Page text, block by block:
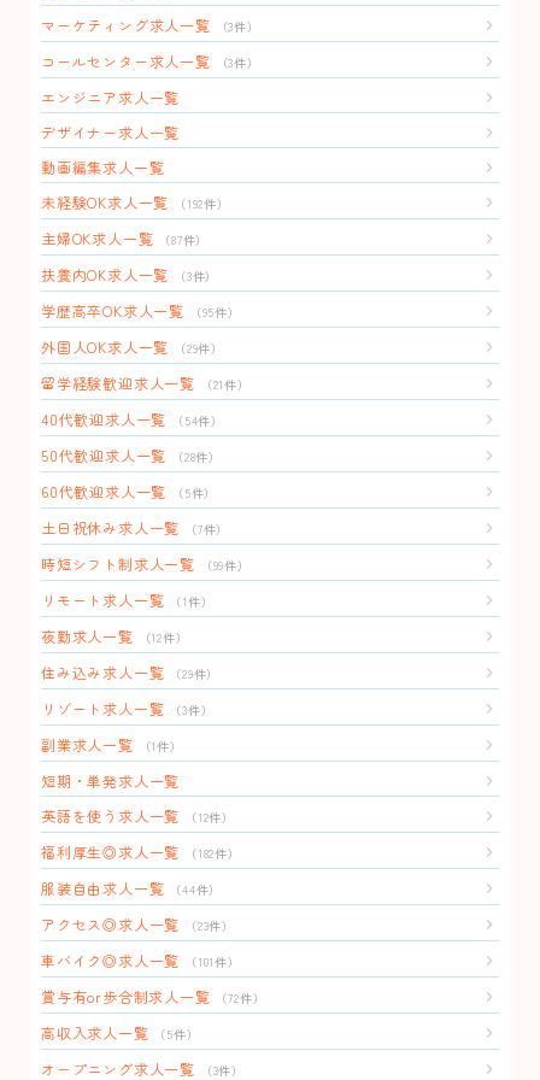
マーケティング求人一覧 （3件）
コールセンター求人一覧 （3件）
エンジニア求人一覧
デザイナー求人一覧
動画編集求人一覧
未経験OK求人一覧
（192件）
主婦OK求人一覧 （87件）
扶養内OK求人一覧 （3件）
学歴高卒OK求人一覧 （95件）
外国人OK求人一覧 （29件）
留学経験歓迎求人一覧 （21件）
40代歓迎求人一覧 （54件）
50代歓迎求人一覧 （28件）
60代歓迎求人一覧 （5件）
土日祝休み求人一覧 （7件）
時短シフト制求人一覧 （99件）
リモート求人一覧 （1件）
夜勤求人一覧 （12件）
住み込み求人一覧 （29件）
リゾート求人一覧 （3件）
副業求人一覧 （1件）
短期・単発求人一覧
英語を使う求人一覧
（12件）
福利厚生◎求人一覧 （182件）
服装自由求人一覧 （44件）
アクセス◎求人一覧 （23件）
車バイク◎求人一覧 （101件）
賞与有or歩合制求人一覧 （72件）
高収入求人一覧 （5件）
オープニング求人一覧 （3件）